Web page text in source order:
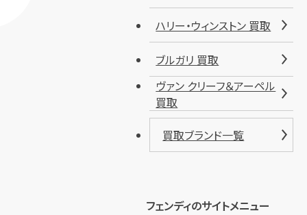
ハリー・ウィンストン 買取
ブルガリ 買取
ヴァン クリーフ＆アーペル
買取
買取ブランド一覧
フェンディのサイトメニュー